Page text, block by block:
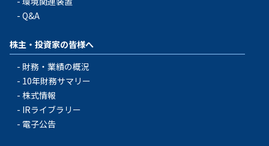
Q&A
株主・投資家の皆様へ
財務・業績の概況
10年財務サマリー
株式情報
IRライブラリー
電子公告